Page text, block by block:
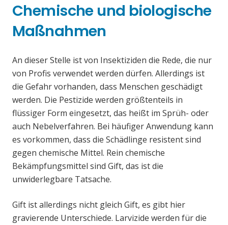
Chemische und biologische
Maßnahmen
An dieser Stelle ist von Insektiziden die Rede, die nur
von Profis verwendet werden dürfen. Allerdings ist
die Gefahr vorhanden, dass Menschen geschädigt
werden. Die Pestizide werden größtenteils in
flüssiger Form eingesetzt, das heißt im Sprüh- oder
auch Nebelverfahren. Bei häufiger Anwendung kann
es vorkommen, dass die Schädlinge resistent sind
gegen chemische Mittel. Rein chemische
Bekämpfungsmittel sind Gift, das ist die
unwiderlegbare Tatsache.
Gift ist allerdings nicht gleich Gift, es gibt hier
gravierende Unterschiede. Larvizide werden für die